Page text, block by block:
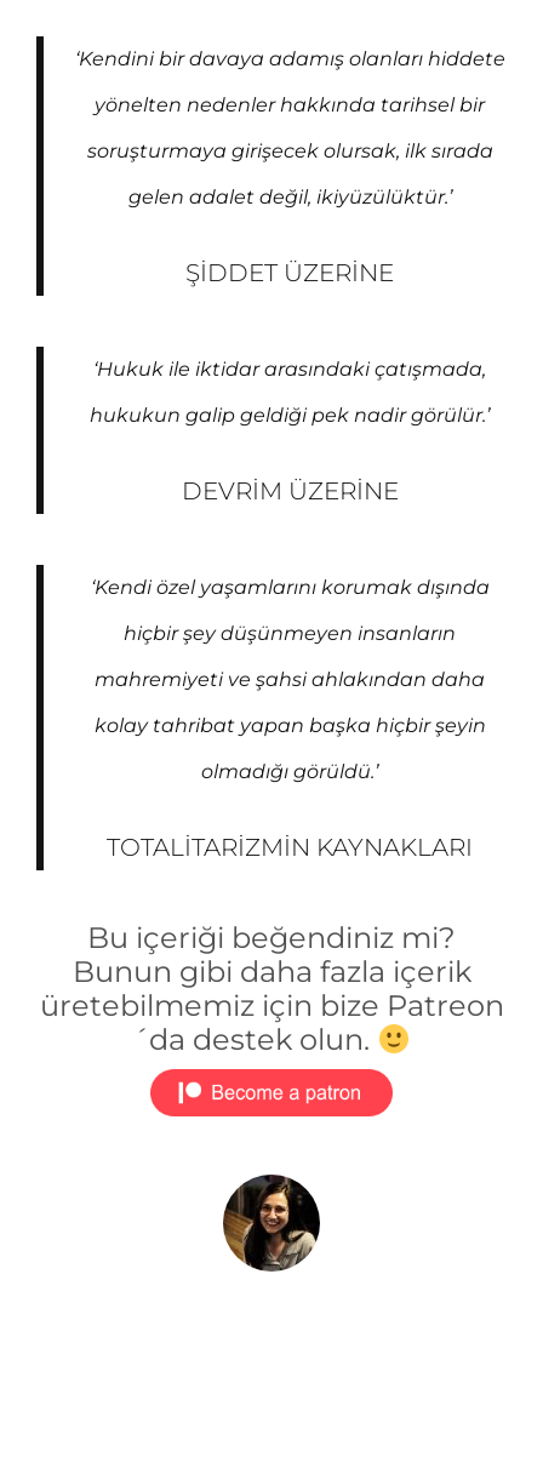
‘Kendini bir davaya adamış olanları hiddete
yönelten nedenler hakkında tarihsel bir
soruşturmaya girişecek olursak, ilk sırada
gelen adalet değil, ikiyüzülüktür.’
ŞIDDET ÜZERINE
‘Hukuk ile iktidar arasındaki çatışmada,
hukukun galip geldiği pek nadir görülür.’
DEVRIM ÜZERINE
‘Kendi özel yaşamlarını korumak dışında
hiçbir şey düşünmeyen insanların
mahremiyeti ve şahsi ahlakından daha
kolay tahribat yapan başka hiçbir şeyin
olmadığı görüldü.’
TOTALITARIZMIN KAYNAKLARI
Bu içeriği beğendiniz mi?
Bunun gibi daha fazla içerik
üretebilmemiz için bize Patreon
´da destek olun.